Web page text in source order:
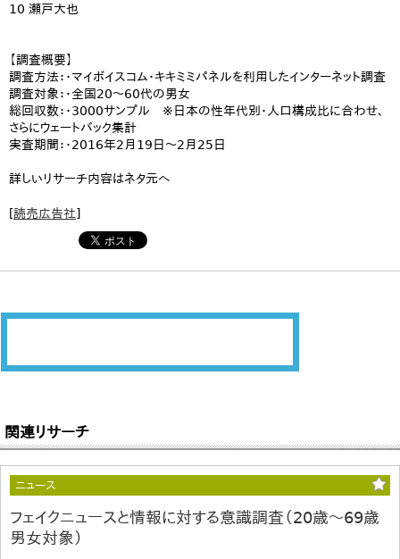
10 瀬戸大也
【調査概要】
調査方法：・マイボイスコム・キキミミパネルを利用したインターネット調査
調査対象：・全国20～60代の男女
総回収数：・3000サンプル ※日本の性年代別・人口構成比に合わせ、
さらにウェートバック集計
実査期間：・2016年2月19日～2月25日
詳しいリサーチ内容はネタ元へ
[読売広告社]
関連リサーチ
ニュース
フェイクニュースと情報に対する意識調査（20歳～69歳
男女対象）